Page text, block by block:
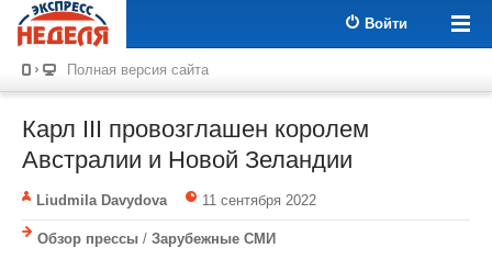
Войти
Полная версия сайта
Карл III провозглашен королем
Австралии и Новой Зеландии
Liudmila Davydova 11 сентября 2022
Обзор прессы / Зарубежные СМИ